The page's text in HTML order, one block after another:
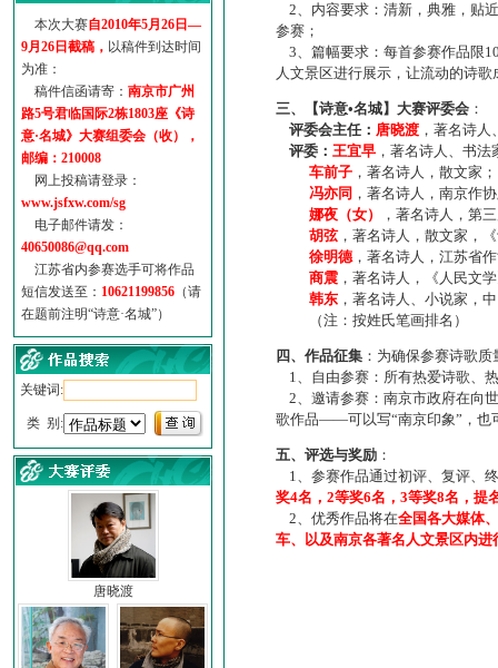
参赛作品多达5000多首
“诗意·名城”晒诗会
特别通知--致广大诗词爱好...
本次大赛自2010年5月26日—
9月26日截稿， 以稿件到达时间
为准：
稿件信函请寄： 南京市广州
路5号君临国际2栋1803座《诗
意·名城》大赛组委会（收），
邮编：210008
网上投稿请登录：
www.jsfxw.com/sg
电子邮件请发：
40650086@qq.com
江苏省内参赛选手可将作品
短信发送至： 10621199856 （请
在题前注明“诗意·名城”）
关键词:
类 别:
唐晓渡
2、内容要求：清新，典雅，贴
参赛；
3、篇幅要求：每首参赛作品限
人文景区进行展示，让流动的诗
三、【诗意•名城】大赛评委会 ：
评委会主任： 唐晓渡 ，著名诗
评委： 王宜早 ，著名诗人、书
车前子 ，著名诗人，散文家；
冯亦同 ，著名诗人，南京作
娜夜（女）
，著名诗人，第
胡弦，著名诗人，散文家，
徐明德，著名诗人，江苏省
商震 ，著名诗人，《人民文
韩东 ，著名诗人、小说家，
（注：按姓氏笔画排名）
四、作品征集 ：为确保参赛诗歌
1、自由参赛：所有热爱诗歌、
2、邀请参赛：南京市政府在向
歌作品——可以写“南京印象”，也
五、评选与奖励 ：
1、参赛作品通过初评、复评、
奖4名，2等奖6名，3等奖8名，提
2、优秀作品将在全国各大媒体
车、以及南京各著名人文景区内进